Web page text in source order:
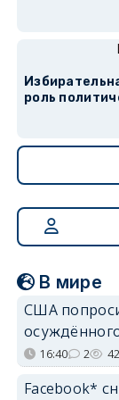
роль
В мире
США
16:40 2
Facebook*